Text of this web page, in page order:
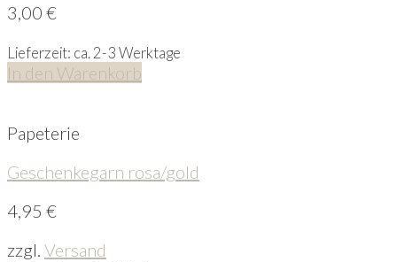
3,00 €
Lieferzeit: ca. 2-3 Werktage
In den Warenkorb
Papeterie
Geschenkegarn rosa/gold
4,95 €
zzgl. Versand